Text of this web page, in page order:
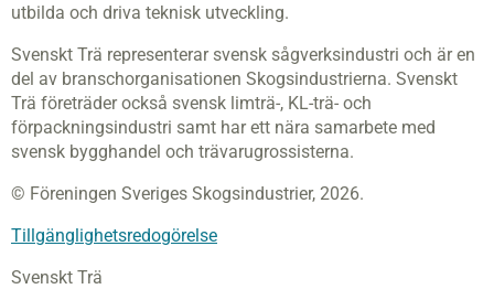
utbilda och driva teknisk utveckling.
Svenskt Trä representerar svensk sågverksindustri och är en
del av branschorganisationen Skogsindustrierna. Svenskt
Trä företräder också svensk limträ-, KL-trä- och
förpackningsindustri samt har ett nära samarbete med
svensk bygghandel och trävarugrossisterna.
© Föreningen Sveriges Skogsindustrier, 2026.
Tillgänglighetsredogörelse
Svenskt Trä